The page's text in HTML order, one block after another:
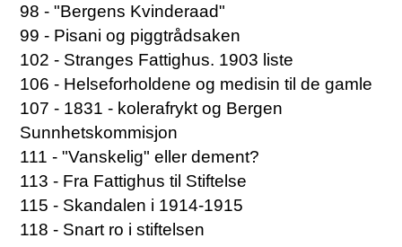
98 - "Bergens Kvinderaad"
99 - Pisani og piggtrådsaken
102 - Stranges Fattighus. 1903 liste
106 - Helseforholdene og medisin til de gamle
107 - 1831 - kolerafrykt og Bergen
Sunnhetskommisjon
111 - "Vanskelig" eller dement?
113 - Fra Fattighus til Stiftelse
115 - Skandalen i 1914-1915
118 - Snart ro i stiftelsen